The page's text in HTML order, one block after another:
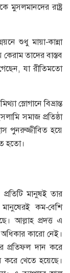
রাষ্ট্র
শুধু মায়া-কান্না
তাদের বাস্তব
যা রীতিমতো
স্লোগানে বিভ্রান্ত
সমাজ প্রতিষ্ঠা
পুনরুজ্জীবিত হয়ে
হতো।
মানুষই তার
কম-বেশি
আল্লাহ প্রদত্ত এ
কারো নেই।
প্রতিফল দান করে
খেতে হয়েছে।